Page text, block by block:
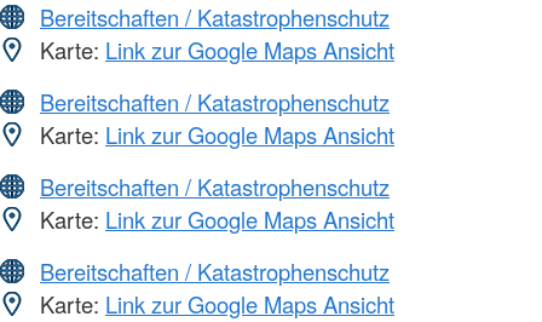
Bereitschaften / Katastrophenschutz
Karte: Link zur Google Maps Ansicht
Bereitschaften / Katastrophenschutz
Karte: Link zur Google Maps Ansicht
Bereitschaften / Katastrophenschutz
Karte: Link zur Google Maps Ansicht
Bereitschaften / Katastrophenschutz
Karte: Link zur Google Maps Ansicht